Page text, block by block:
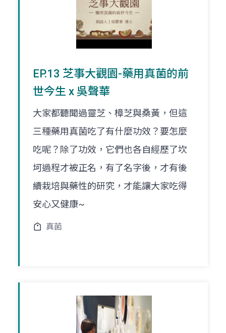
EP.13 芝事大觀園-藥用真菌的前
世今生 x 吳聲華
大家都聽聞過靈芝、樟芝與桑黃，但這
三種藥用真菌吃了有什麼功效？要怎麼
吃呢？除了功效，它們也各自經歷了坎
坷過程才被正名，有了名字後，才有後
續栽培與藥性的研究，才能讓大家吃得
安心又健康~
真菌